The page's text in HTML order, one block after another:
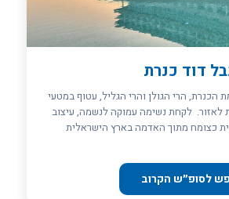
דוד כנרת
הכנרת, הרי הגולן והרי הגליל, עטוף במטעי
לאזור. לקחת נשימה עמוקה לנשמה, עיצוב
כצומח מתוך האדמה בארץ הישראלית
דוד תזכורת להיסטוריה מקומית עתיקת
המשלב את משאבי הטבע מהסביבה הקיימת עם אבני
לצד עדינותם של חלוקי הנחל הפרוסים
לסופ״ש הקרוב